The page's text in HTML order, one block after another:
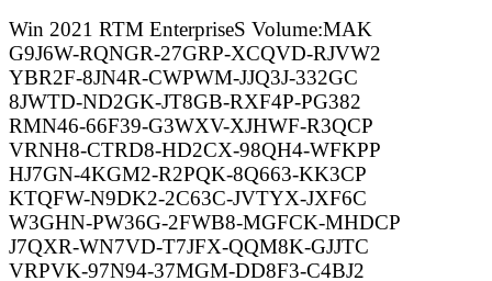
Win 2021 RTM EnterpriseS Volume:MAK
G9J6W-RQNGR-27GRP-XCQVD-RJVW2
YBR2F-8JN4R-CWPWM-JJQ3J-332GC
8JWTD-ND2GK-JT8GB-RXF4P-PG382
RMN46-66F39-G3WXV-XJHWF-R3QCP
VRNH8-CTRD8-HD2CX-98QH4-WFKPP
HJ7GN-4KGM2-R2PQK-8Q663-KK3CP
KTQFW-N9DK2-2C63C-JVTYX-JXF6C
W3GHN-PW36G-2FWB8-MGFCK-MHDCP
J7QXR-WN7VD-T7JFX-QQM8K-GJJTC
VRPVK-97N94-37MGM-DD8F3-C4BJ2